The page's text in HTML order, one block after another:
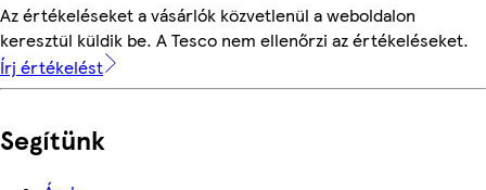
Az értékeléseket a vásárlók közvetlenül a weboldalon
keresztül küldik be. A Tesco nem ellenőrzi az értékeléseket.
Írj értékelést
Segítünk